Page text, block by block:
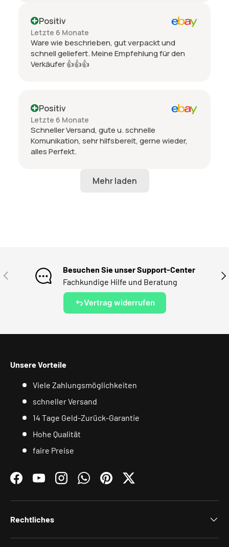
Positiv
Letzte 6 Monate
Ware wie beschrieben, gut verpackt und
schnell geliefert. Meine Empfehlung für den
Verkäufer 👍👍👍
Positiv
Letzte 6 Monate
Schneller Versand, gute u. schnelle
Komunikation, sehr hilfsbereit, gerne wieder,
alles Perfekt.
VORHERIGE
Besuchen Sie unser Support-Center
Fachkundige Hilfe und Beratung
Vertrag widerrufen
Unsere Vorteile
Viele Zahlungsmöglichkeiten
schneller Versand
14 Tage Geld-Zurück-Garantie
Hohe Qualität
faire Preise
FacebookYouTubeInstagramWhatsAppPinterestTwitter
Rechtliches